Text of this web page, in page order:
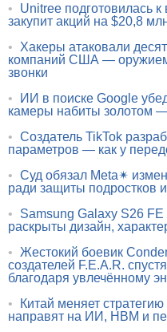
•
Unitree подготовилась
закупит акций на $20,8
•
Хакеры атаковали
компаний США —
звонки
•
ИИ в поиске Google
камеры набиты золотом
• Создатель TikTok
параметров — как у
• Суд обязал Meta✴
ради защиты подростков
•
Samsung Galaxy S26
раскрыты дизайн,
• Жестокий боевик
создателей F.E.A.R.
благодаря увлечённому
•
Китай меняет
направят на ИИ, HBM и